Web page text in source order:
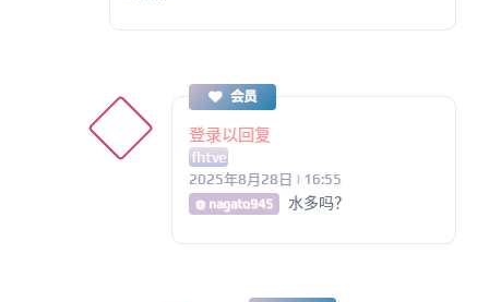
会员
登录以回复
fhtve
2025年8月28日 | 16:55
@ nagato945 水多吗？